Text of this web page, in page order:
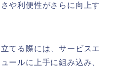
や利便性がさらに向上す
てる際には、サービスエ
ールに上手に組み込み、